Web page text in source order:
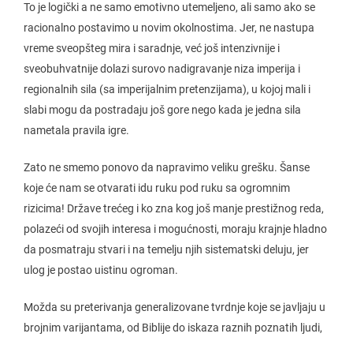
To je logički a ne samo emotivno utemeljeno, ali samo ako se
racionalno postavimo u novim okolnostima. Jer, ne nastupa
vreme sveopšteg mira i saradnje, već još intenzivnije i
sveobuhvatnije dolazi surovo nadigravanje niza imperija i
regionalnih sila (sa imperijalnim pretenzijama), u kojoj mali i
slabi mogu da postradaju još gore nego kada je jedna sila
nametala pravila igre.
Zato ne smemo ponovo da napravimo veliku grešku. Šanse
koje će nam se otvarati idu ruku pod ruku sa ogromnim
rizicima! Države trećeg i ko zna kog još manje prestižnog reda,
polazeći od svojih interesa i mogućnosti, moraju krajnje hladno
da posmatraju stvari i na temelju njih sistematski deluju, jer
ulog je postao uistinu ogroman.
Možda su preterivanja generalizovane tvrdnje koje se javljaju u
brojnim varijantama, od Biblije do iskaza raznih poznatih ljudi,